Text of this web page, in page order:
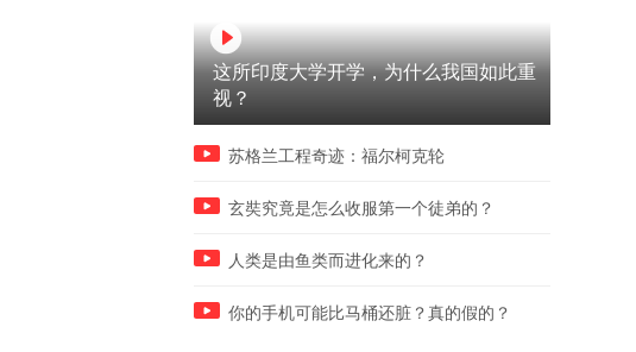
这所印度大学开学，为什么我国如此重
视？
苏格兰工程奇迹：福尔柯克轮
玄奘究竟是怎么收服第一个徒弟的？
人类是由鱼类而进化来的？
你的手机可能比马桶还脏？真的假的？